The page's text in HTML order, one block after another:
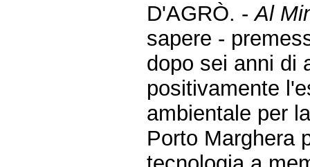
D'AGRÒ. -Al
sapere -
dopo sei anni di
positivamente
ambientale per
Porto Marghera